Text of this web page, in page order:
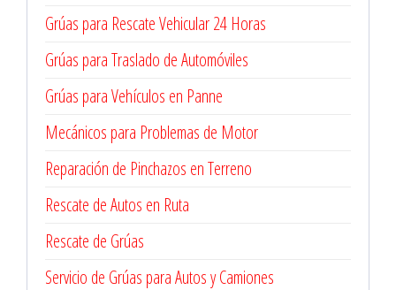
Grúas para Rescate Vehicular 24 Horas
Grúas para Traslado de Automóviles
Grúas para Vehículos en Panne
Mecánicos para Problemas de Motor
Reparación de Pinchazos en Terreno
Rescate de Autos en Ruta
Rescate de Grúas
Servicio de Grúas para Autos y Camiones